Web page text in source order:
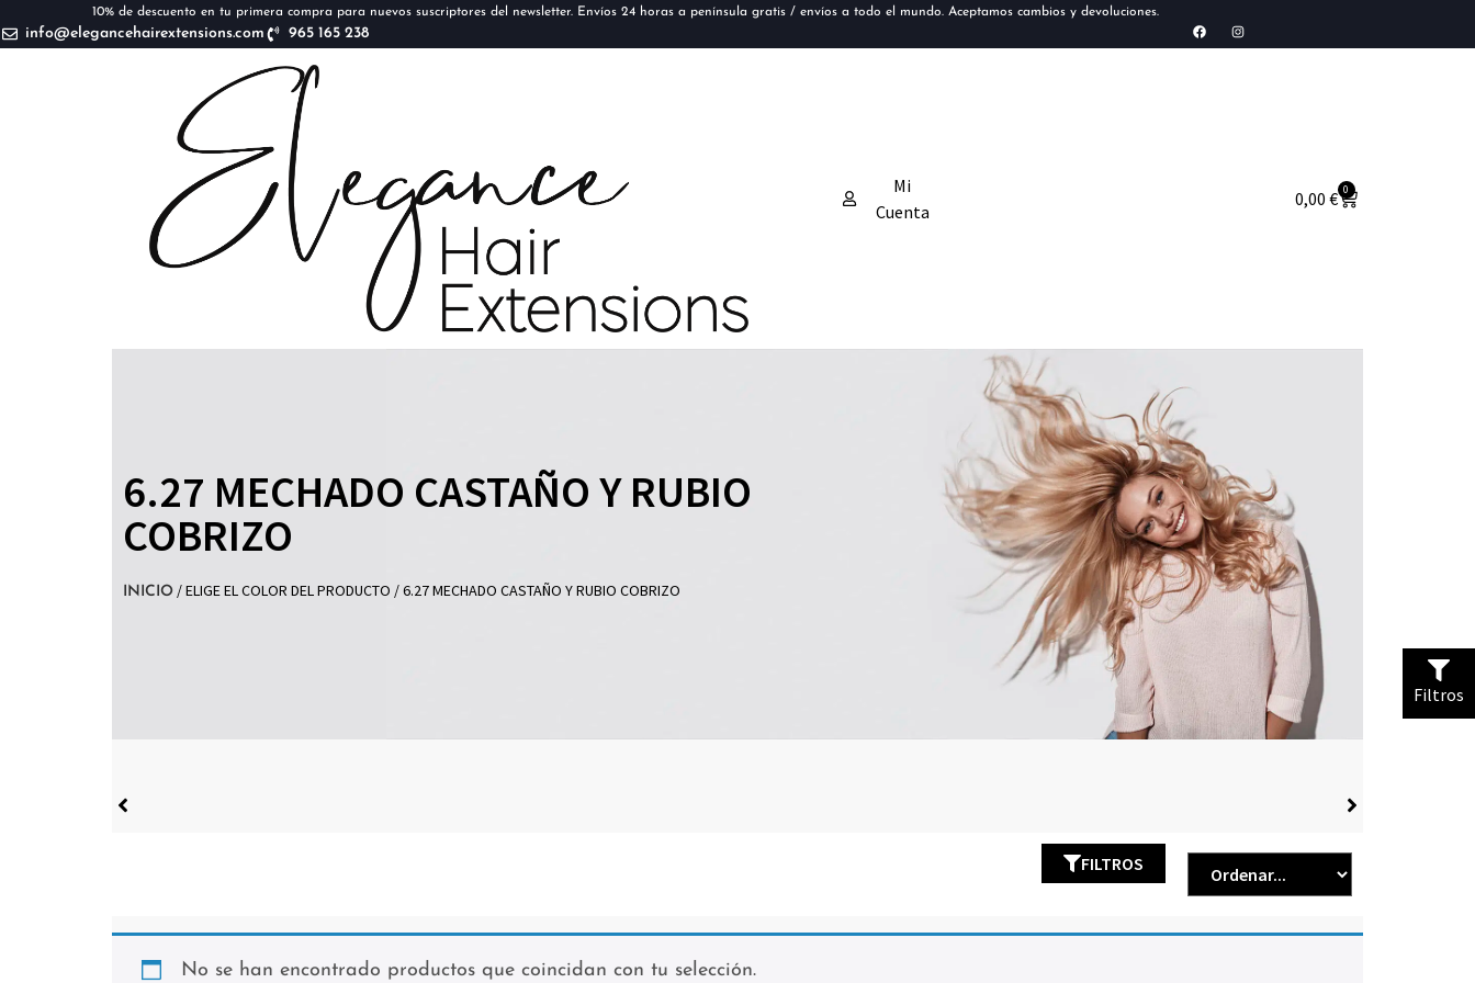
10% de descuento en tu primera compra para nuevos suscriptores del newsletter. Envíos 24 horas a península gratis / envíos a todo el mundo. Aceptamos cambios y devoluciones.
info@elegancehairextensions.com 965 165 238
Mi
Cuenta
0,00 € 0
Filtros
6.27 MECHADO CASTAÑO Y RUBIO
COBRIZO
INICIO / ELIGE EL COLOR DEL PRODUCTO / 6.27 MECHADO CASTAÑO Y RUBIO COBRIZO
FILTROS
No se han encontrado productos que coincidan con tu selección.